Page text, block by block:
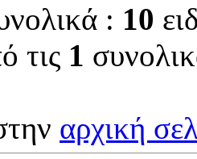
: 10
τις 1
αρχική